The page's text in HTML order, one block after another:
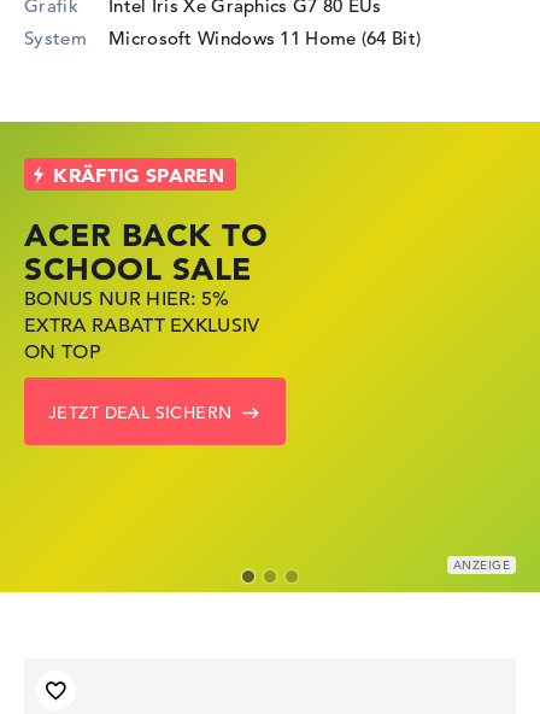
Grafik
Intel Iris Xe Graphics G7 80 EUs
System
Microsoft Windows 11 Home (64 Bit)
ACER BACK TO
SCHOOL SALE
BONUS NUR HIER: 5%
EXTRA RABATT EXKLUSIV
ON TOP
JETZT DEAL SICHERN
HP STORE SSV
DEALS
JETZT ZUGREIFEN:
NOTEBOOKS BEI HP
KRÄFTIG REDUZIERT
ZU DEN HP ANGEBOTEN
LENOVO
LAPTOP DEALS
NOTEBOOKS BEI LENOVO
JETZT KRÄFTIG REDUZIERT